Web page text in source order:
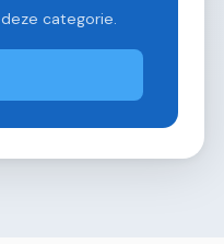
deze categorie.